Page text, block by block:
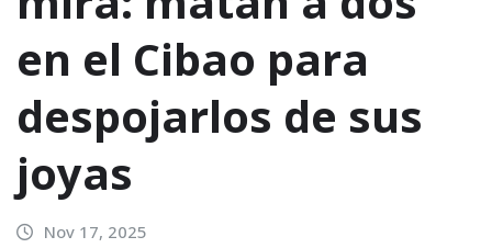
en el Cibao para
despojarlos de sus
joyas
Nov 17, 2025